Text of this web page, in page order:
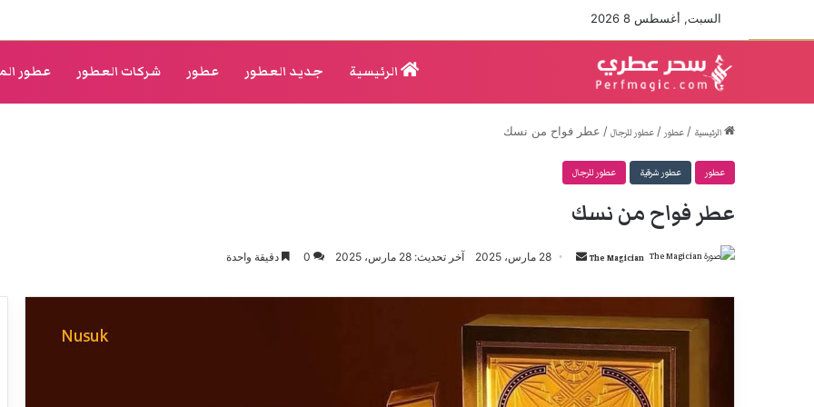
السبت, أغسطس 8 2026
الرئيسية جديد العطور عطور شركات العطور عطور
الرئيسية / عطور / عطور للرجال/ عطر فواح من نسك
عطور عطور شرقية عطور للرجال
عطر فواح من نسك
The Magician
أرسل
إلكترونيا
28 مارس، 2025 آخر تحديث: 28 مارس، 2025 0 دقيقة واحدة